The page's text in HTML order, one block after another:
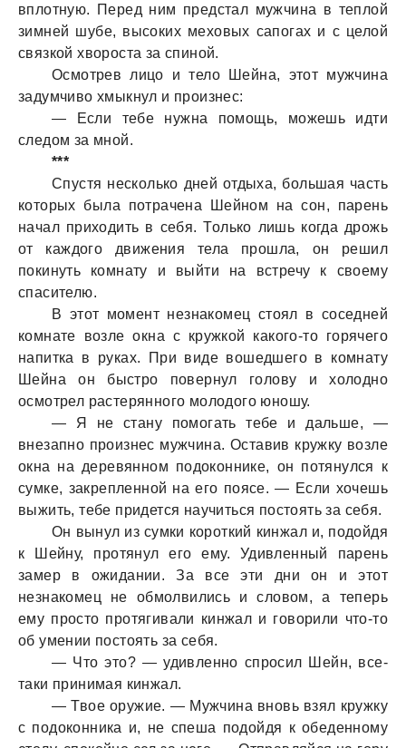
вплотную. Перед ним предстал мужчина в теплой
зимней шубе, высоких меховых сапогах и с целой
связкой хвороста за спиной.
Осмотрев лицо и тело Шейна, этот мужчина
задумчиво хмыкнул и произнес:
— Если тебе нужна помощь, можешь идти
следом за мной.
***
Спустя несколько дней отдыха, большая часть
которых была потрачена Шейном на сон, парень
начал приходить в себя. Только лишь когда дрожь
от каждого движения тела прошла, он решил
покинуть комнату и выйти на встречу к своему
спасителю.
В этот момент незнакомец стоял в соседней
комнате возле окна с кружкой какого-то горячего
напитка в руках. При виде вошедшего в комнату
Шейна он быстро повернул голову и холодно
осмотрел растерянного молодого юношу.
— Я не стану помогать тебе и дальше, —
внезапно произнес мужчина. Оставив кружку возле
окна на деревянном подоконнике, он потянулся к
сумке, закрепленной на его поясе. — Если хочешь
выжить, тебе придется научиться постоять за себя.
Он вынул из сумки короткий кинжал и, подойдя
к Шейну, протянул его ему. Удивленный парень
замер в ожидании. За все эти дни он и этот
незнакомец не обмолвились и словом, а теперь
ему просто протягивали кинжал и говорили что-то
об умении постоять за себя.
— Что это? — удивленно спросил Шейн, все-
таки принимая кинжал.
— Твое оружие. — Мужчина вновь взял кружку
с подоконника и, не спеша подойдя к обеденному